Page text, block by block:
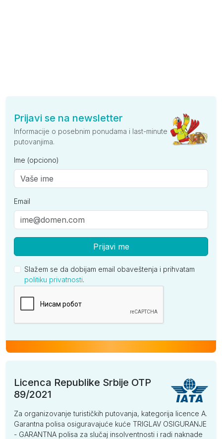
Prijavi se na newsletter
Informacije o posebnim ponudama i last-minute
putovanjima.
Ime (opciono)
Email
Prijavi me
Slažem se da dobijam email obaveštenja i prihvatam
politiku privatnosti.
Licenca Republike Srbije OTP
89/2021
Za organizovanje turističkih putovanja, kategorija licence A.
Garantna polisa osiguravajuće kuće TRIGLAV OSIGURANJE
- GARANTNA polisa za slučaj insolventnosti i radi naknade